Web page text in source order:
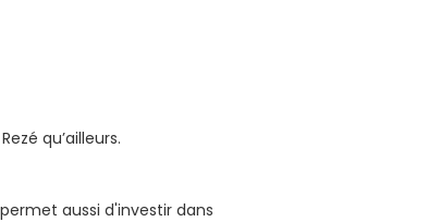
qu’ailleurs.
aussi d'investir dans